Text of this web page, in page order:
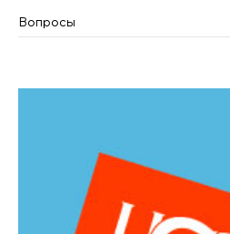
Вопросы